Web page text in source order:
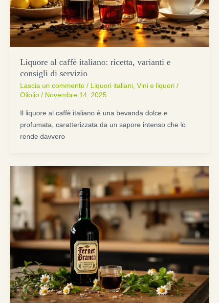
Liquore al caffè italiano: ricetta, varianti e
consigli di servizio
Lascia un commento / Liquori italiani, Vini e liquori/
Oliolio / Novembre 14, 2025
Il liquore al caffè italiano è una bevanda dolce e
profumata, caratterizzata da un sapore intenso che lo
rende davvero